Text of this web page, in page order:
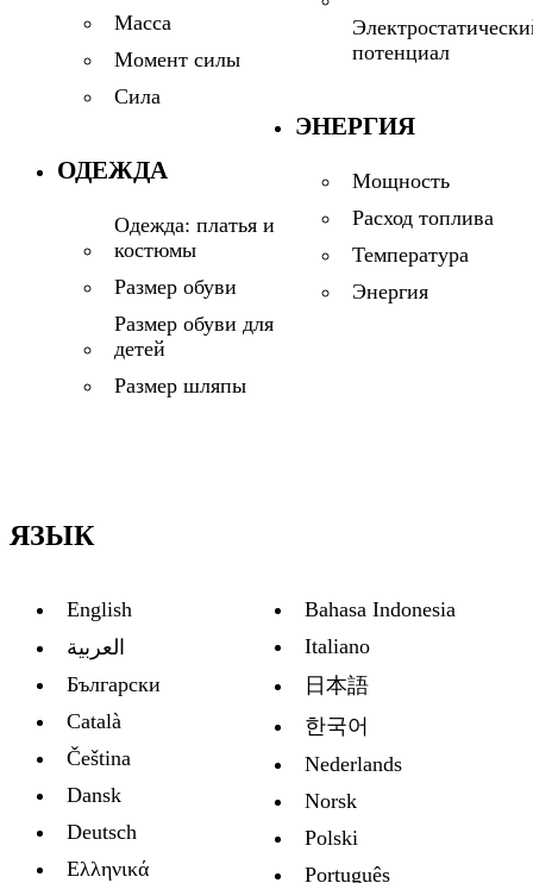
Масса
Момент силы
Сила
ОДЕЖДА
Одежда: платья и
костюмы
Размер обуви
Размер обуви для
детей
Размер шляпы
потенциал
ЭНЕРГИЯ
Мощность
Расход топлива
Температура
Энергия
ЯЗЫК
English
العربية
Български
Català
Čeština
Dansk
Deutsch
Ελληνικά
Bahasa Indonesia
Italiano
日本語
한국어
Nederlands
Norsk
Polski
Português